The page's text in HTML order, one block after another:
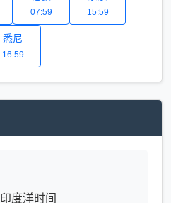
07:59 15:59
悉尼
16:59
印度洋时间